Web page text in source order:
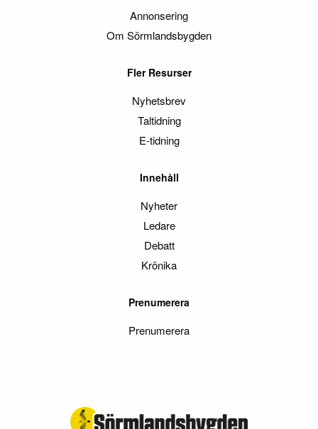
Annonsering
Om Sörmlandsbygden
Fler Resurser
Nyhetsbrev
Taltidning
E-tidning
Innehåll
Nyheter
Ledare
Debatt
Krönika
Prenumerera
Prenumerera